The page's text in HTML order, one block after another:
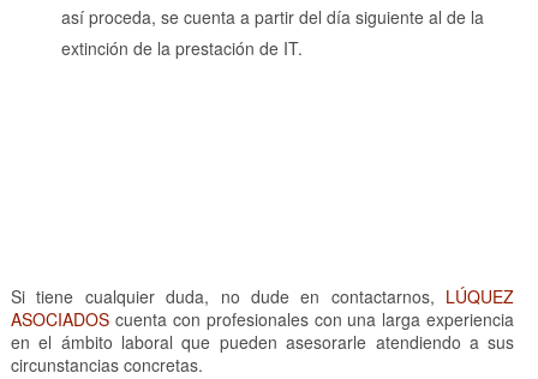
así proceda, se cuenta a partir del día siguiente al de la
extinción de la prestación de IT.
Si tiene cualquier duda, no dude en contactarnos, LÚQUEZ
ASOCIADOScuenta con profesionales con una larga experiencia
en el ámbito laboral que pueden asesorarle atendiendo a sus
circunstancias concretas.